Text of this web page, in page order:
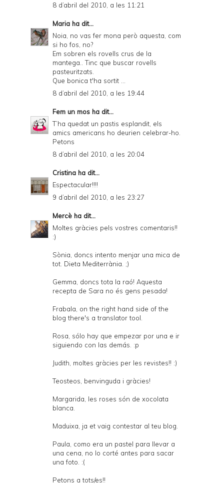
8 d’abril del 2010, a les 11:21
Maria ha dit...
Noia, no vas fer mona però aquesta, com
si ho fos, no?
Em sobren els rovells crus de la
mantega.. Tinc que buscar rovells
pasteuritzats.
Que bonica t'ha sortit ...
8 d’abril del 2010, a les 19:44
Fem un mos ha dit...
T’ha quedat un pastis esplandit, els
amics americans ho deurien celebrar-ho.
Petons
8 d’abril del 2010, a les 20:04
Cristina ha dit...
Espectacular!!!!
9 d’abril del 2010, a les 23:27
Mercè ha dit...
Moltes gràcies pels vostres comentaris!!
:)
Sònia, doncs intento menjar una mica de
tot. Dieta Mediterrània. ;)
Gemma, doncs tota la raó! Aquesta
recepta de Sara no és gens pesada!
Frabala, on the right hand side of the
blog there's a translator tool.
Rosa, sólo hay que empezar por una e ir
siguiendo con las demás. :p
Judith, moltes gràcies per les revistes!! :)
Teosteos, benvinguda i gràcies!
Margarida, les roses són de xocolata
blanca.
Maduixa, ja et vaig contestar al teu blog.
Paula, como era un pastel para llevar a
una cena, no lo corté antes para sacar
una foto. :(
Petons a tots/es!!